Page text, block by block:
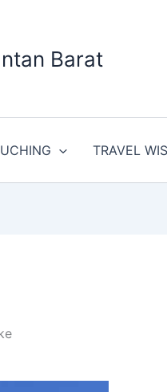
Barat
TRAVEL